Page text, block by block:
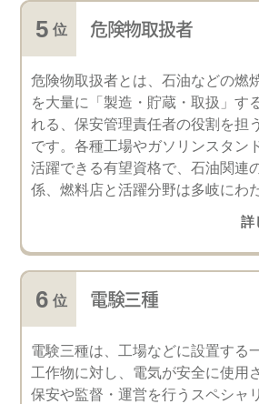
危険物取扱者
危険物取扱者とは、石油などの燃
を大量に「製造・貯蔵・取扱」す
れる、保安管理責任者の役割を担
です。各種工場やガソリンスタン
活躍できる有望資格で、石油関連
係、燃料店と活躍分野は多岐にわ
詳
電験三種
電験三種は、工場などに設置する
工作物に対し、電気が安全に使用
保安や監督・運営を行うスペシャ